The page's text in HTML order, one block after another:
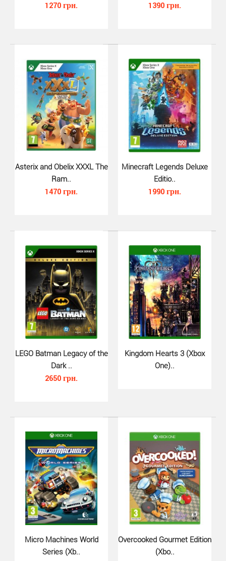
LEGO City Undercover (Xbox One,..
690 грн.
Присоединяйтесь! В самой разнообразной из всех игр
LEGO вас уже ждет ее главный герой – полицейс..
LEGO Movie The Videogame (Xbox ..
The LEGO Movie: Videogame — трёхмерный платформер
от студии Traveller´s Tales. Игра основана на одно..
1270 грн. 1390 грн.
Asterix and Obelix XXXL The
Ram..
1470 грн.
Minecraft Legends Deluxe
Editio..
1990 грн.
LEGO Batman Legacy of the
Dark ..
2650 грн.
Kingdom Hearts 3 (Xbox
One)..
Micro Machines World
Series (Xb..
Overcooked Gourmet Edition
(Xbo..